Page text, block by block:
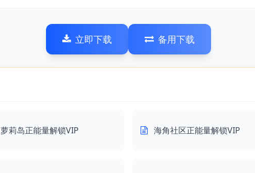
立即下载 备用下载
萝莉岛正能量解锁VIP 海角社区正能量解锁VIP